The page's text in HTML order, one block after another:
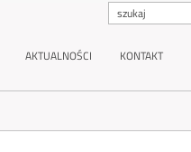
AKTUALNOŚCI KONTAKT